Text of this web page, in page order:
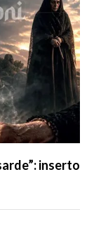
inserto